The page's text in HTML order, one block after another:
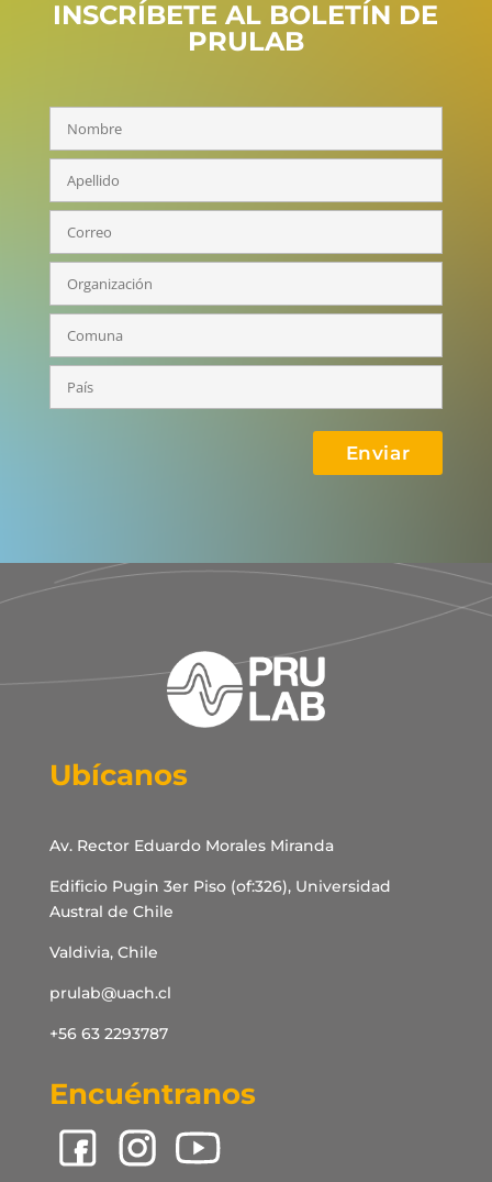
INSCRÍBETE AL BOLETÍN DE
PRULAB
Ubícanos
Av. Rector Eduardo Morales Miranda
Edificio Pugin 3er Piso (of:326), Universidad
Austral de Chile
Valdivia, Chile
prulab@uach.cl
+56 63 2293787
Encuéntranos